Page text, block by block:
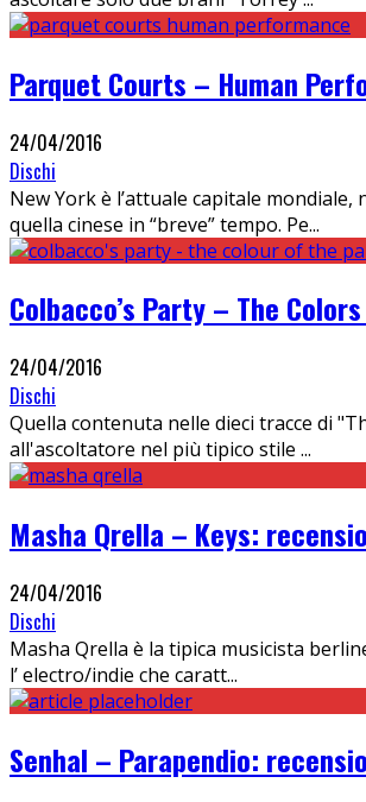
Parquet Courts – Human
24/04/2016
Dischi
New York è l’attuale capitale
quella cinese in “breve” tempo. Pe...
Colbacco’s Party – The
24/04/2016
Dischi
Quella contenuta nelle dieci tracce di
all'ascoltatore nel più tipico stile ...
Masha Qrella – Keys:
24/04/2016
Dischi
Masha Qrella è la tipica musicista
l’ electro/indie che caratt...
Senhal – Parapendio: